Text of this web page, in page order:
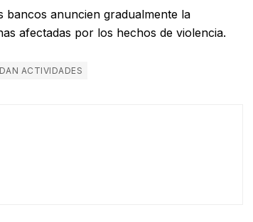
bancos anuncien gradualmente la
afectadas por los hechos de violencia.
ACTIVIDADES